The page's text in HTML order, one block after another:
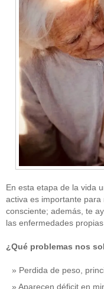
En esta etapa de la vida
activa es importante
consciente; además, te
las enfermedades
¿Qué problemas nos
Perdida de peso,
Aparecen déficit en